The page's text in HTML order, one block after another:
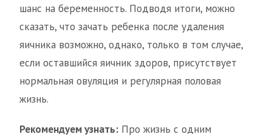
шанс на беременность. Подводя итоги, можно
сказать, что зачать ребенка после удаления
яичника возможно, однако, только в том случае,
если оставшийся яичник здоров, присутствует
нормальная овуляция и регулярная половая
жизнь.
Рекомендуем узнать: Про жизнь с одним